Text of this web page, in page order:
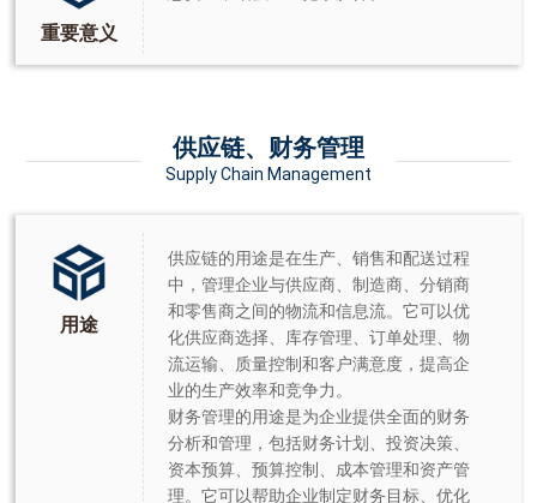
重要意义
供应链、财务管理
Supply Chain Management
用途
供应链的用途是在生产、销售和配送过程
中，管理企业与供应商、制造商、分销商
和零售商之间的物流和信息流。它可以优
化供应商选择、库存管理、订单处理、物
流运输、质量控制和客户满意度，提高企
业的生产效率和竞争力。
财务管理的用途是为企业提供全面的财务
分析和管理，包括财务计划、投资决策、
资本预算、预算控制、成本管理和资产管
理。它可以帮助企业制定财务目标、优化